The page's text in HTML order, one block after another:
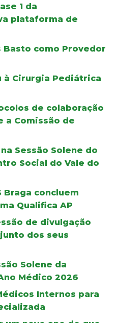
1 da
plataforma de
Basto como Provedor
à Cirurgia Pediátrica
de colaboração
a Comissão de
Sessão Solene do
Social do Vale do
Braga concluem
Qualifica AP
de divulgação
dos seus
Solene da
Médico 2026
Internos para